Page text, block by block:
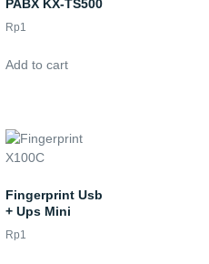
PABX KX-TS500
Rp1
Add to cart
Fingerprint Usb
+ Ups Mini
Rp1